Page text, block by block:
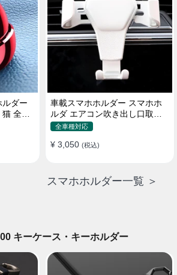
ダー
全機
車載スマホホルダー スマホホ
ルダ エアコン吹き出し口取り
付け 全機種 可愛い アニメ
全車種対応
¥ 3,050 (税込)
スマホホルダー一覧 ＞
キーケース・キーホルダー